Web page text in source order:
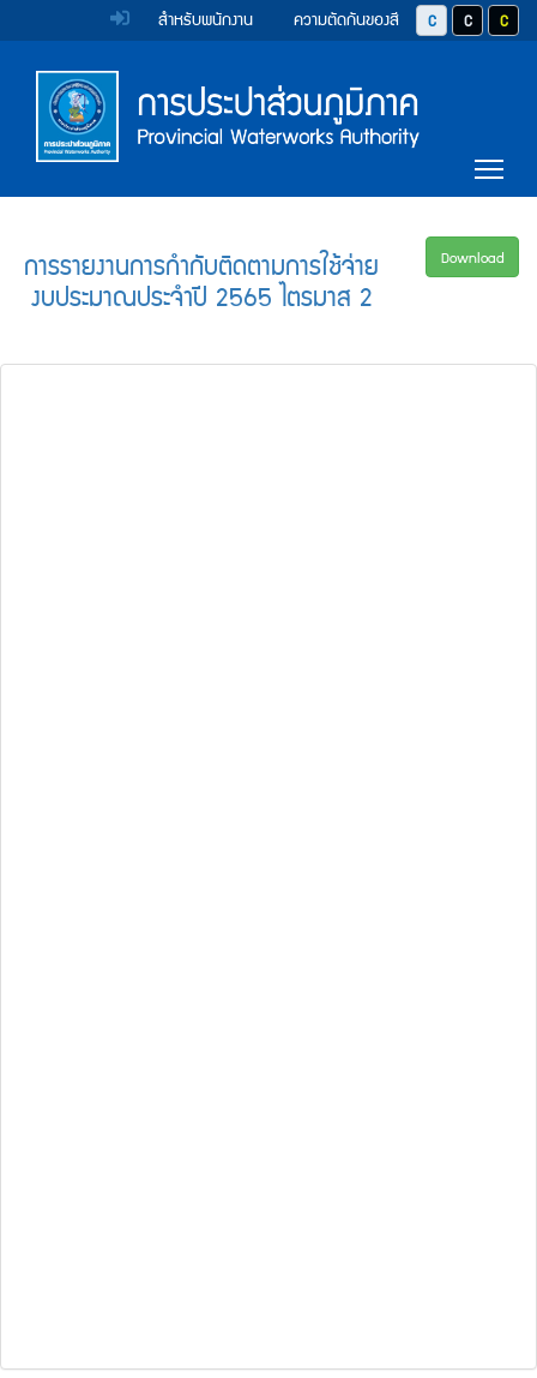
หน้า
แรก
(การ
ประปา
ส่วน
ภูมิภาค)
ไป
ยัง
เนื้อหา
(Skip
to
content)
ข้าม
เมนู
(Skip
Menu
สำหรับพนักงาน ความตัดกันของสี ปุ่มปรับสีตัวอักษร
ปุ่มปรับสีตั
ปุ่มป
ตรา
สัญลักษณ์
และ
ค่า
การ
ประปา
ส่วน
ภูมิภาค
ตรา
สัญลักษณ์
และ
ค่า
การ
ประปา
ส่วน
Main
Menu
การรายงานการกำกับติดตามการใช้จ่าย
งบประมาณประจำปี 2565 ไตรมาส 2
Download